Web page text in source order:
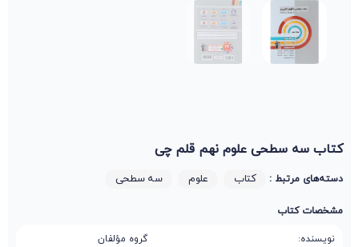
کتاب سه سطحی علوم نهم قلم چی
دسته‌های مرتبط : کتاب علوم سه سطحی
مشخصات کتاب
نویسنده: گروه مؤلفان